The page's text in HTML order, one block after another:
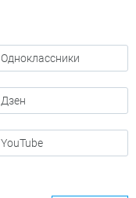
Одноклассники
Дзен
YouTube